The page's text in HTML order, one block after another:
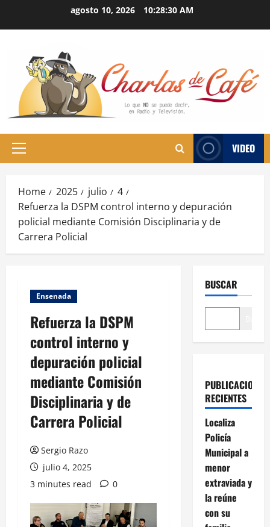
agosto 10, 2026 10:28:31 AM
Primary
VIDEO
Home 2025 julio
4
Refuerza la DSPM control interno y depuración
policial mediante Comisión Disciplinaria y de
Carrera Policial
Ensenada
Refuerza la DSPM
control interno y
depuración policial
mediante Comisión
Disciplinaria y de
Carrera Policial
Sergio Razo
julio 4, 2025
3 minutes read
0
BUSCAR
PUBLICACIONES
RECIENTES
Localiza
Policía
Municipal a
menor
extraviada y
la reúne
con su